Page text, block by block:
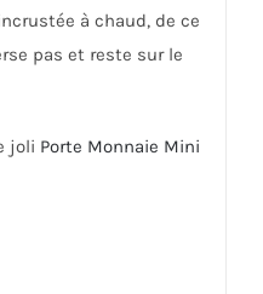
à chaud, de ce
pas et reste sur le
joli Porte Monnaie Mini